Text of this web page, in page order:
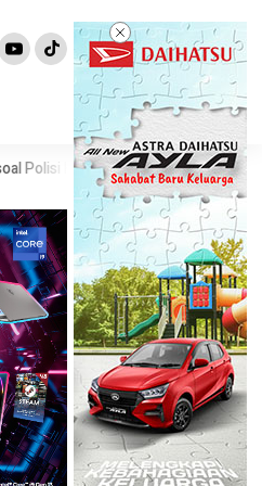
di Patung Kuda: Semoga Aparat